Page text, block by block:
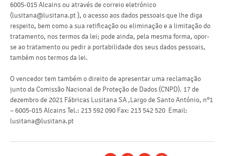
6005-015 Alcains ou através de correio eletrónico
(lusitana@lusitana.pt ), o acesso aos dados pessoais que lhe diga
respeito, bem como a sua retificação ou eliminação e a limitação do
tratamento, nos termos da lei; pode ainda, pela mesma forma, opor-
se ao tratamento ou pedir a portabilidade dos seus dados pessoais,
também nos termos da lei.
O vencedor tem também o direito de apresentar uma reclamação
junto da Comissão Nacional de Proteção de Dados (CNPD). 17 de
dezembro de 2021 Fábricas Lusitana SA ,Largo de Santo António, nº1
– 6005-015 Alcains Tel.: 213 592 090 Fax: 213 542 520 Email:
lusitana@lusitana.pt